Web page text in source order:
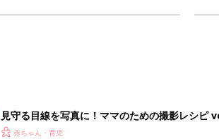
見守る目線を写真に！ママのための撮影レシピ
赤ちゃん・育児